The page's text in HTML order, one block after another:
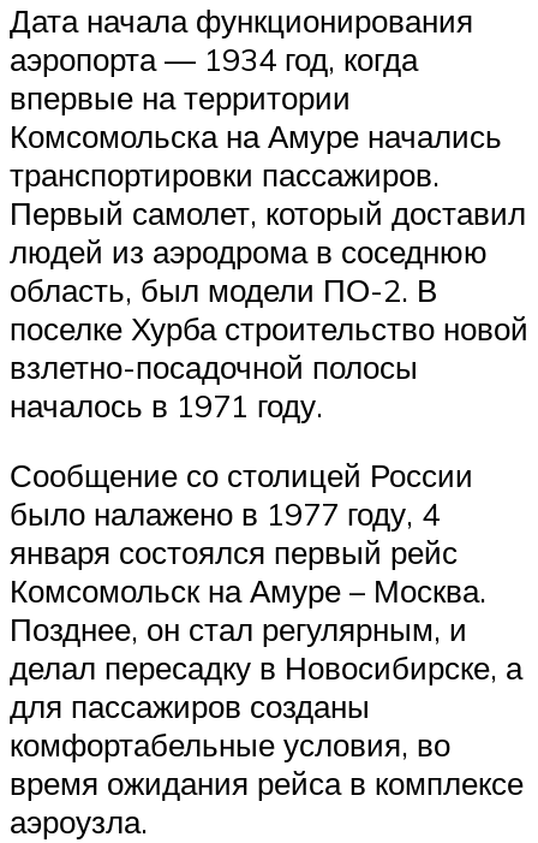
Дата начала функционирования
аэропорта — 1934 год, когда
впервые на территории
Комсомольска на Амуре начались
транспортировки пассажиров.
Первый самолет, который доставил
людей из аэродрома в соседнюю
область, был модели ПО-2. В
поселке Хурба строительство новой
взлетно-посадочной полосы
началось в 1971 году.
Сообщение со столицей России
было налажено в 1977 году, 4
января состоялся первый рейс
Комсомольск на Амуре – Москва.
Позднее, он стал регулярным, и
делал пересадку в Новосибирске, а
для пассажиров созданы
комфортабельные условия, во
время ожидания рейса в комплексе
аэроузла.